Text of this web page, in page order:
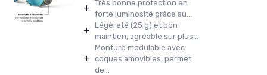
+ Très bonne protection en
forte luminosité grâce au...
+ Légèreté (25 g) et bon
maintien, agréable sur plus...
+
Monture modulable avec
coques amovibles, permet
de...